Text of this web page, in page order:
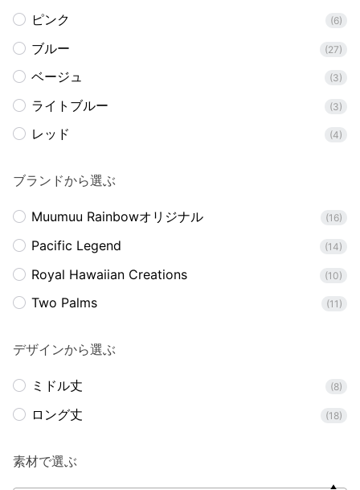
ピンク (6)
ブルー (27)
ベージュ (3)
ライトブルー (3)
レッド (4)
ブランドから選ぶ
Muumuu Rainbowオリジナル (16)
Pacific Legend (14)
Royal Hawaiian Creations (10)
Two Palms (11)
デザインから選ぶ
ミドル丈 (8)
ロング丈 (18)
素材で選ぶ